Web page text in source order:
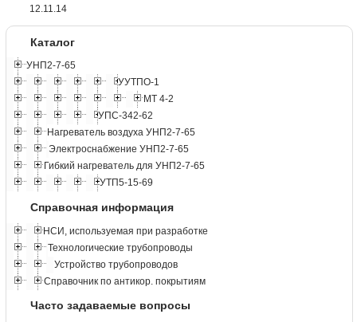
12.11.14
Каталог
УНП2-7-65
УУТПО-1
МТ 4-2
УПС-342-62
Нагреватель воздуха УНП2-7-65
Электроснабжение УНП2-7-65
Гибкий нагреватель для УНП2-7-65
УТП5-15-69
Справочная информация
НСИ, используемая при разработке
Технологические трубопроводы
Устройство трубопроводов
Справочник по антикор. покрытиям
Часто задаваемые вопросы